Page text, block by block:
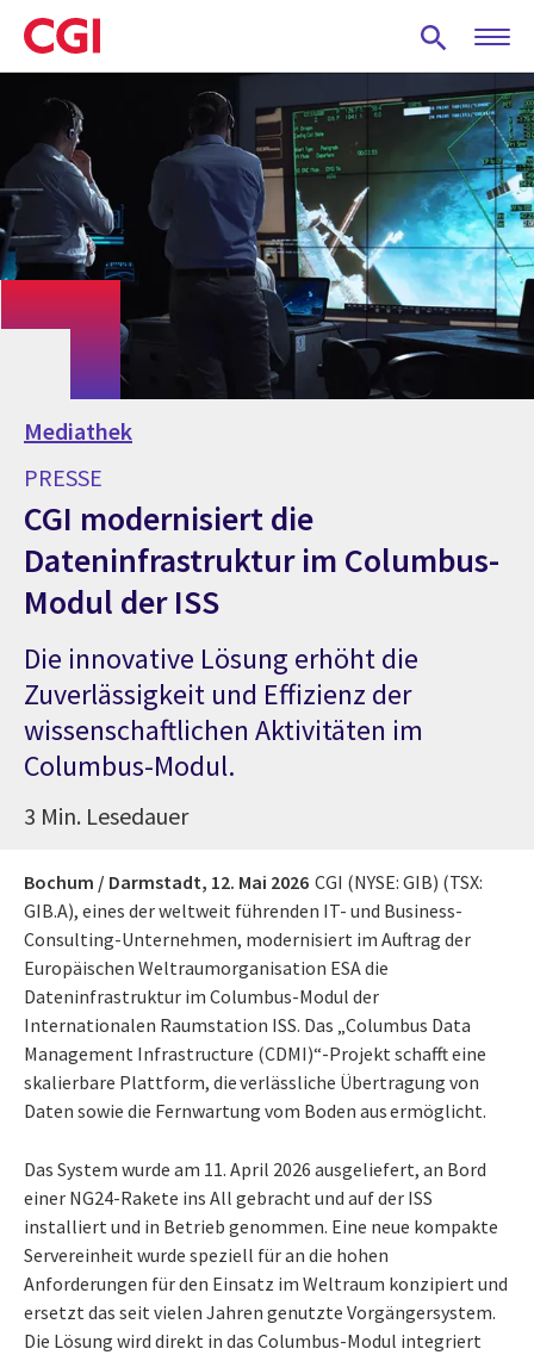
Skip
to
main
content
Mediathek
PRESSE
CGI modernisiert die
Dateninfrastruktur im Columbus-
Modul der ISS
Die innovative Lösung erhöht die
Zuverlässigkeit und Effizienz der
wissenschaftlichen Aktivitäten im
Columbus-Modul.
3 Min. Lesedauer
Bochum / Darmstadt, 12. Mai 2026 CGI (NYSE: GIB) (TSX:
GIB.A), eines der weltweit führenden IT- und Business-
Consulting-Unternehmen, modernisiert im Auftrag der
Europäischen Weltraumorganisation ESA die
Dateninfrastruktur im Columbus-Modul der
Internationalen Raumstation ISS. Das „Columbus Data
Management Infrastructure (CDMI)“-Projekt schafft eine
skalierbare Plattform, die verlässliche Übertragung von
Daten sowie die Fernwartung vom Boden aus ermöglicht.
Das System wurde am 11. April 2026 ausgeliefert, an Bord
einer NG24-Rakete ins All gebracht und auf der ISS
installiert und in Betrieb genommen. Eine neue kompakte
Servereinheit wurde speziell für an die hohen
Anforderungen für den Einsatz im Weltraum konzipiert und
ersetzt das seit vielen Jahren genutzte Vorgängersystem.
Die Lösung wird direkt in das Columbus-Modul integriert